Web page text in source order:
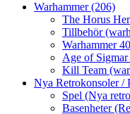
Warhammer(206)
The Horus
Tillbehör
Warhammer
Age of
Kill Team
Nya Retrokonsoler /
Spel (Nya
Basenheter